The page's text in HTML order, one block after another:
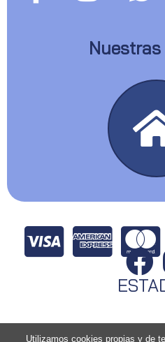
Utilizamos cookies propias y de